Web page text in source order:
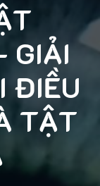
GIẢI
ĐIỀU
TẬT